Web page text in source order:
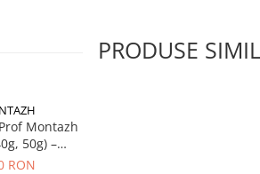
micropelete umezite
Crap
PRODUSE
Montazh
50g) –
RON